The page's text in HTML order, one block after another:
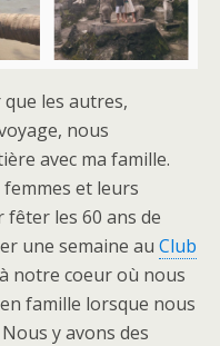
les autres,
nous
avec ma famille.
et leurs
les 60 ans de
une semaine au Club
notre coeur où nous
famille lorsque nous
y avons des